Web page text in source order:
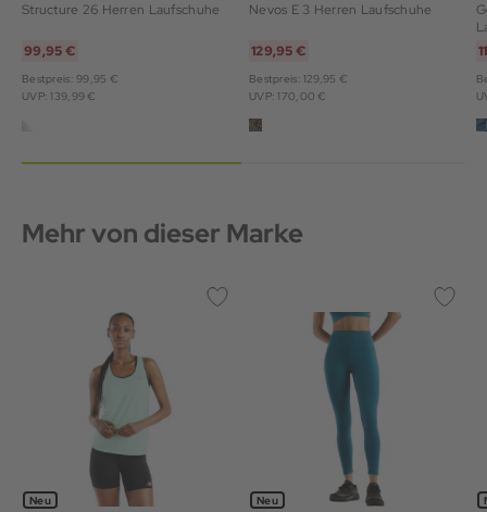
Structure 26 Herren Laufschuhe
99,95 €
Bestpreis: 99,95 €
UVP: 139,99 €
Nevos E 3 Herren Laufschuhe
129,95 €
Bestpreis: 129,95 €
UVP: 170,00 €
Mehr von dieser Marke
Neu Neu